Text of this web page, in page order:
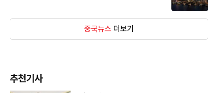
중국뉴스 더보기
추천기사